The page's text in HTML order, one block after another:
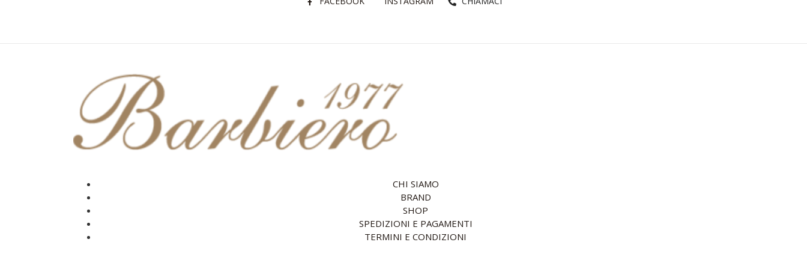
CHI SIAMO
BRAND
SHOP
SPEDIZIONI E PAGAMENTI
TERMINI E CONDIZIONI